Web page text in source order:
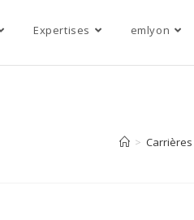
Expertises emlyon
> Carrières